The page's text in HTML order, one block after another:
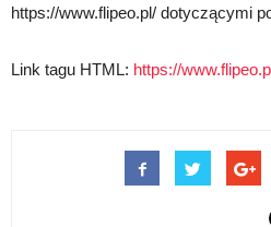
https://www.flipeo.pl/ dotyczącymi
Link tagu HTML: https://